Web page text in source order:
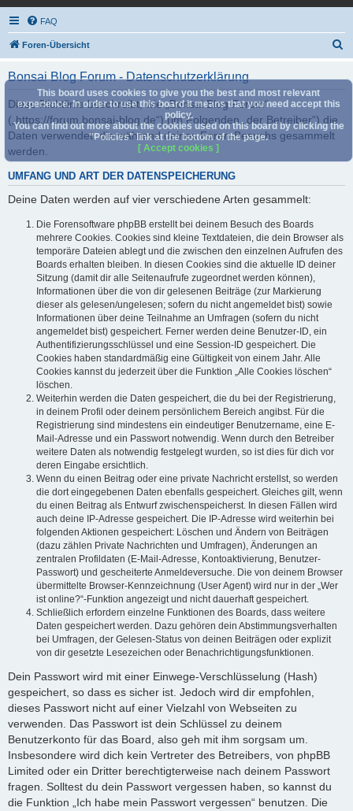
FAQ
Foren-Übersicht
c
Bonsai Blog Forum - Datenschutzerklärung
Diese Richtlinie beschreibt, wie „Bonsai Blog Forum“
(„https://forum.bonsai-blog.de“) (im Folgenden „der Betreiber“) die
Daten verwendet, die während deines Foren-Besuchs gesammelt
werden.
UMFANG UND ART DER DATENSPEICHERUNG
Deine Daten werden auf vier verschiedene Arten gesammelt:
Die Forensoftware phpBB erstellt bei deinem Besuch des Boards
mehrere Cookies. Cookies sind kleine Textdateien, die dein Browser als
temporäre Dateien ablegt und die zwischen den einzelnen Aufrufen des
Boards erhalten bleiben. In diesen Cookies sind die aktuelle ID deiner
Sitzung (damit dir alle Seitenaufrufe zugeordnet werden können),
Informationen über die von dir gelesenen Beiträge (zur Markierung
dieser als gelesen/ungelesen; sofern du nicht angemeldet bist) sowie
Informationen über deine Teilnahme an Umfragen (sofern du nicht
angemeldet bist) gespeichert. Ferner werden deine Benutzer-ID, ein
Authentifizierungsschlüssel und eine Session-ID gespeichert. Die
Cookies haben standardmäßig eine Gültigkeit von einem Jahr. Alle
Cookies kannst du jederzeit über die Funktion „Alle Cookies löschen“
löschen.
Weiterhin werden die Daten gespeichert, die du bei der Registrierung,
in deinem Profil oder deinem persönlichem Bereich angibst. Für die
Registrierung sind mindestens ein eindeutiger Benutzername, eine E-
Mail-Adresse und ein Passwort notwendig. Wenn durch den Betreiber
weitere Daten als notwendig festgelegt wurden, so ist dies für dich vor
deren Eingabe ersichtlich.
Wenn du einen Beitrag oder eine private Nachricht erstellst, so werden
die dort eingegebenen Daten ebenfalls gespeichert. Gleiches gilt, wenn
du einen Beitrag als Entwurf zwischenspeicherst. In diesen Fällen wird
auch deine IP-Adresse gespeichert. Die IP-Adresse wird weiterhin bei
folgenden Aktionen gespeichert: Löschen und Ändern von Beiträgen
(dazu zählen Private Nachrichten und Umfragen), Änderungen an
zentralen Profildaten (E-Mail-Adresse, Kontoaktivierung, Benutzer-
Passwort) und gescheiterte Anmeldeversuche. Die von deinem Browser
übermittelte Browser-Kennzeichnung (User Agent) wird nur in der „Wer
ist online?“-Funktion angezeigt und nicht dauerhaft gespeichert.
Schließlich erfordern einzelne Funktionen des Boards, dass weitere
Daten gespeichert werden. Dazu gehören dein Abstimmungsverhalten
bei Umfragen, der Gelesen-Status von deinen Beiträgen oder explizit
von dir gesetzte Lesezeichen oder Benachrichtigungsfunktionen.
Dein Passwort wird mit einer Einwege-Verschlüsselung (Hash)
gespeichert, so dass es sicher ist. Jedoch wird dir empfohlen,
dieses Passwort nicht auf einer Vielzahl von Webseiten zu
verwenden. Das Passwort ist dein Schlüssel zu deinem
Benutzerkonto für das Board, also geh mit ihm sorgsam um.
Insbesondere wird dich kein Vertreter des Betreibers, von phpBB
Limited oder ein Dritter berechtigterweise nach deinem Passwort
fragen. Solltest du dein Passwort vergessen haben, so kannst du
die Funktion „Ich habe mein Passwort vergessen“ benutzen. Die
This board uses cookies to give you the best and most relevant
experience. In order to use this board it means that you need accept this
policy.
You can find out more about the cookies used on this board by clicking the
"Policies" link at the bottom of the page.
[ Accept cookies ]